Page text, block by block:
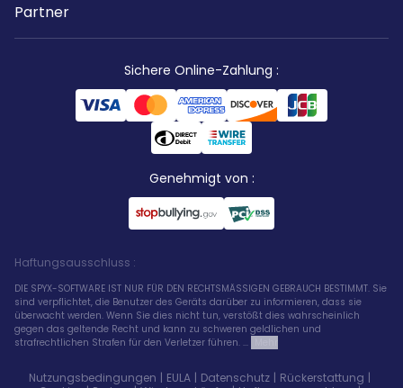
Partner
Sichere Online-Zahlung :
Genehmigt von :
Haftungsausschluss :
DIE SPYX-SOFTWARE IST NUR FÜR DEN RECHTSMÄSSIGEN GEBRAUCH BESTIMMT. Sie
sind verpflichtet, die Benutzer des Geräts darüber zu informieren, dass sie
überwacht werden. Wenn Sie dies nicht tun, verstößt dies wahrscheinlich
gegen das geltende Recht und kann zu schweren geldlichen und
strafrechtlichen Strafen für den Verletzer führen. ...
Nutzungsbedingungen | EULA | Datenschutz | Rückerstattung |